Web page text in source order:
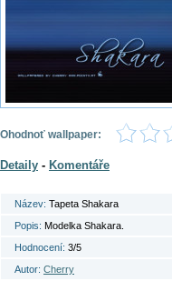
Ohodnoť wallpaper:
Detaily - Komentáře
Název: Tapeta Shakara
Popis: Modelka Shakara.
Hodnocení: 3/5
Autor: Cherry